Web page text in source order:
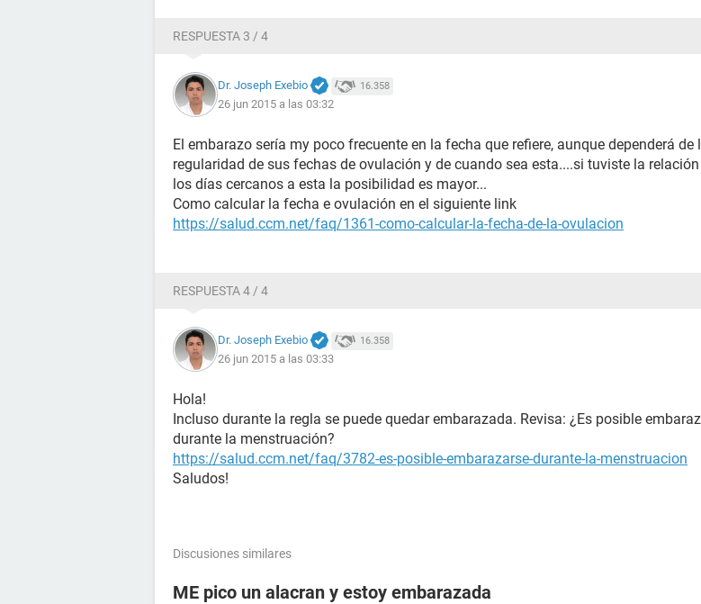
RESPUESTA 3 / 4
Dr. Joseph Exebio 16.358
26 jun 2015 a las 03:32
El embarazo sería my poco frecuente en la fecha que refiere, aunque dependerá de
regularidad de sus fechas de ovulación y de cuando sea esta....si tuviste la relación
los días cercanos a esta la posibilidad es mayor...
Como calcular la fecha e ovulación en el siguiente link
https://salud.ccm.net/faq/1361-como-calcular-la-fecha-de-la-ovulacion
RESPUESTA 4 / 4
Dr. Joseph Exebio 16.358
26 jun 2015 a las 03:33
Hola!
Incluso durante la regla se puede quedar embarazada. Revisa: ¿Es posible
durante la menstruación?
https://salud.ccm.net/faq/3782-es-posible-embarazarse-durante-la-menstruacion
Saludos!
Discusiones similares
ME pico un alacran y estoy embarazada